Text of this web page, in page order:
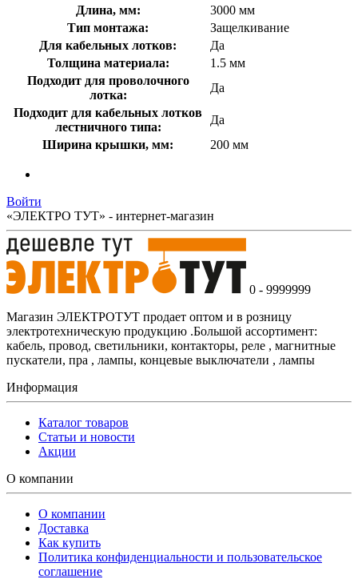
Длина, мм:
3000 мм
Тип монтажа:
Защелкивание
Для кабельных лотков:
Да
Толщина материала:
1.5 мм
Подходит для проволочного
лотка:
Да
Подходит для кабельных лотков
лестничного типа:
Да
Ширина крышки, мм:
200 мм
Войти
«ЭЛЕКТРО ТУТ» - интернет-магазин
0 - 9999999
Магазин ЭЛЕКТРОТУТ продает оптом и в розницу
электротехническую продукцию .Большой ассортимент:
кабель, провод, светильники, контакторы, реле , магнитные
пускатели, пра , лампы, концевые выключатели , лампы
Информация
Каталог товаров
Статьи и новости
Акции
О компании
О компании
Доставка
Как купить
Политика конфиденциальности и пользовательское
соглашение